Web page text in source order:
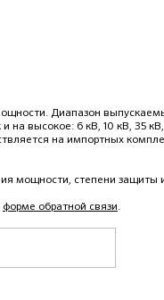
Диапазон
высокое: 6 кВ, 10 кВ, 35 кВ,
на импортных
мощности, степени защиты
форме обратной связи.